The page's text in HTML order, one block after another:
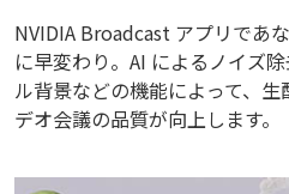
NVIDIA Broadcast アプリであ
に早変わり。AI によるノイズ
ル背景などの機能によって、
デオ会議の品質が向上します。